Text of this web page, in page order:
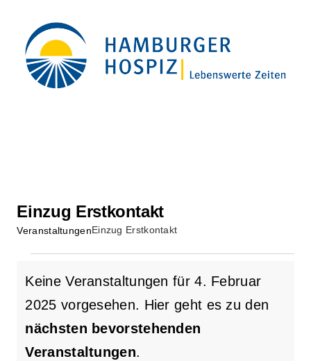
Inhalt
springen
Einzug Erstkontakt
VeranstaltungenEinzug Erstkontakt
Veranstaltungen
für
Hinweis
Keine Veranstaltungen für 4. Februar
2025 vorgesehen. Hier geht es zu den
nächsten bevorstehenden
Veranstaltungen.